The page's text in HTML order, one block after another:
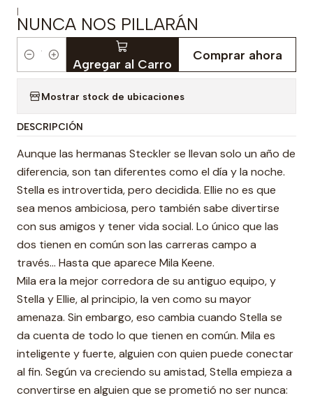
|
NUNCA NOS PILLARÁN
Cantidad Agregar al Carro
Comprar ahora
Mostrar stock de ubicaciones
DESCRIPCIÓN
Aunque las hermanas Steckler se llevan solo un año de
diferencia, son tan diferentes como el día y la noche.
Stella es introvertida, pero decidida. Ellie no es que
sea menos ambiciosa, pero también sabe divertirse
con sus amigos y tener vida social. Lo único que las
dos tienen en común son las carreras campo a
través… Hasta que aparece Mila Keene.
Mila era la mejor corredora de su antiguo equipo, y
Stella y Ellie, al principio, la ven como su mayor
amenaza. Sin embargo, eso cambia cuando Stella se
da cuenta de todo lo que tienen en común. Mila es
inteligente y fuerte, alguien con quien puede conectar
al fin. Según va creciendo su amistad, Stella empieza a
convertirse en alguien que se prometió no ser nunca: